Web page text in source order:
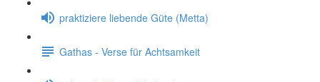
praktiziere liebende Güte (Metta)
Gathas - Verse für Achtsamkeit